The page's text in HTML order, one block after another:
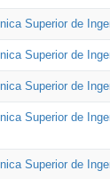
Superior de
Superior de
Superior de
Superior de
Superior de